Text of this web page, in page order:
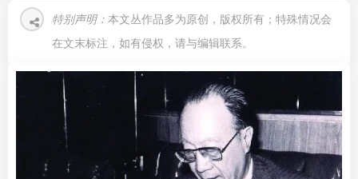
特别声明： 本文丛作品多为原创，版权所有；特殊情况会
在文末标注，如有侵权，请与编辑联系。